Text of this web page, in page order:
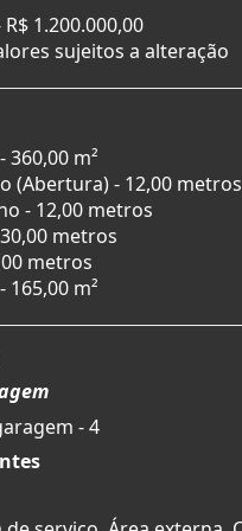
R$ 1.200.000,00
sujeitos a alteração
360,00 m²
(Abertura) - 12,00 metros
- 12,00 metros
metros
metros
m²
- 4